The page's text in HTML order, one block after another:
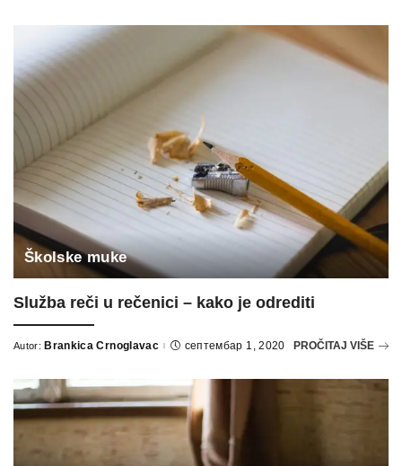
Školske muke
Služba reči u rečenici – kako je odrediti
Posted
Autor: Brankica Crnoglavac септембар 1, 2020 PROČITAJ VIŠE